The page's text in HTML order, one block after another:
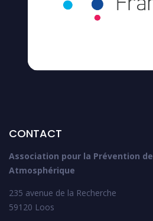
CONTACT
Association pour la Prévention
Atmosphérique
235 avenue de la Recherche
59120 Loos